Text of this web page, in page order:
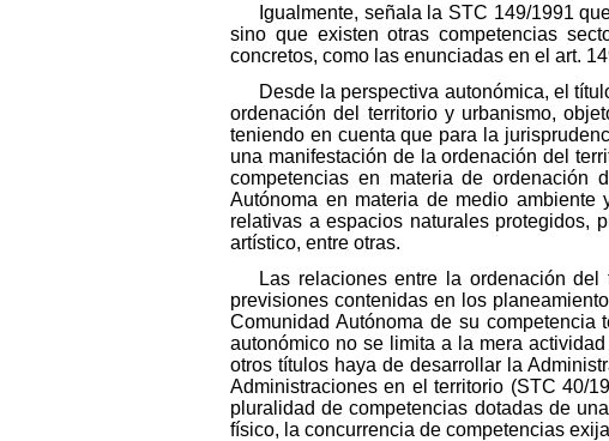
Igualmente, señala la STC 149/1991
sino que existen otras competencias
concretos, como las enunciadas en el art.
Desde la perspectiva autonómica, el
ordenación del territorio y urbanismo,
teniendo en cuenta que para la
una manifestación de la ordenación del
competencias en materia de ordenación
Autónoma en materia de medio
relativas a espacios naturales protegidos,
artístico, entre otras.
Las relaciones entre la ordenación
previsiones contenidas en los
Comunidad Autónoma de su
autonómico no se limita a la mera
otros títulos haya de desarrollar la
Administraciones en el territorio (STC 40/
pluralidad de competencias dotadas de
físico, la concurrencia de competencias